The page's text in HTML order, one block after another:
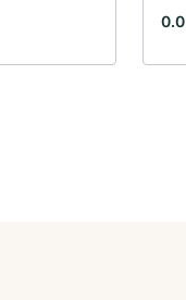
0.0